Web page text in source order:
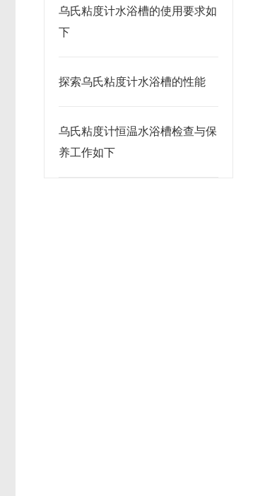
乌氏粘度计水浴槽的使用要求如
下
探索乌氏粘度计水浴槽的性能
乌氏粘度计恒温水浴槽检查与保
养工作如下